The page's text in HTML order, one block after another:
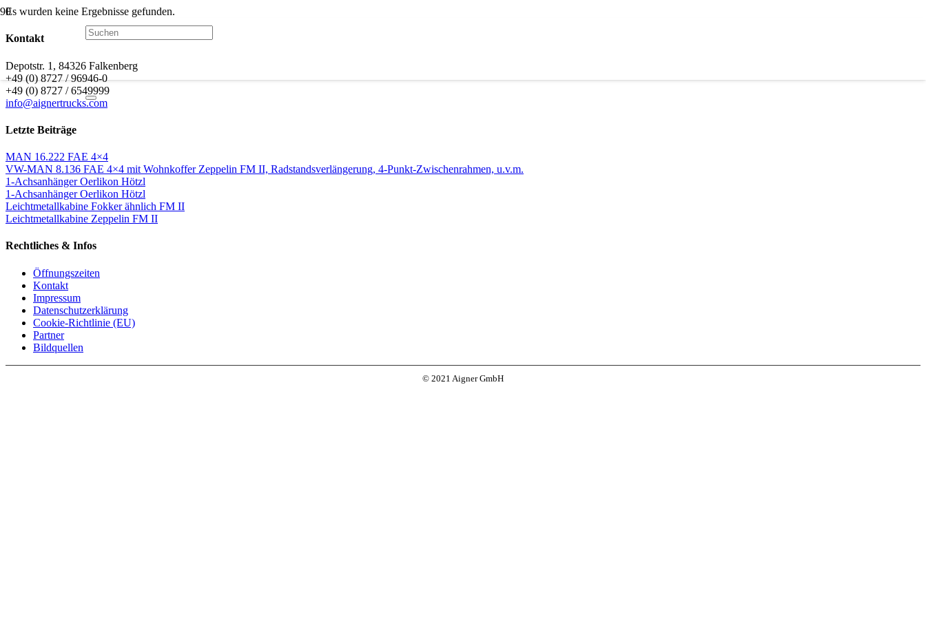
Es wurden keine Ergebnisse gefunden.
Kontakt
Depotstr. 1, 84326 Falkenberg
+49 (0) 8727 / 96946-0
+49 (0) 8727 / 6549999
info@aignertrucks.com
Letzte Beiträge
MAN 16.222 FAE 4×4
VW-MAN 8.136 FAE 4×4 mit Wohnkoffer Zeppelin FM II, Radstandsverlängerung, 4-Punkt-Zwischenrahmen, u.v.m.
1-Achsanhänger Oerlikon Hötzl
1-Achsanhänger Oerlikon Hötzl
Leichtmetallkabine Fokker ähnlich FM II
Leichtmetallkabine Zeppelin FM II
Rechtliches & Infos
Öffnungszeiten
Kontakt
Impressum
Datenschutzerklärung
Cookie-Richtlinie (EU)
Partner
Bildquellen
© 2021 Aigner GmbH